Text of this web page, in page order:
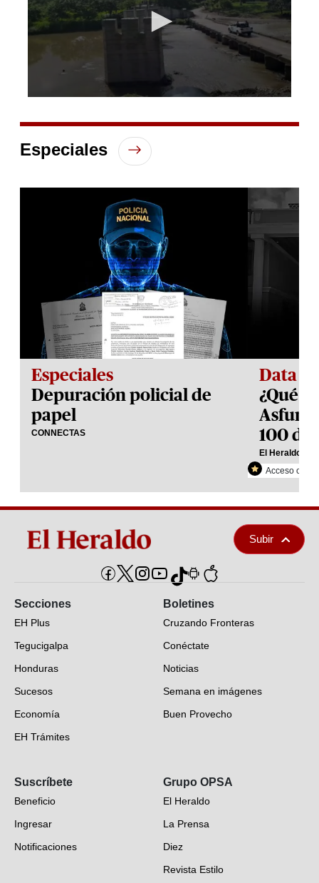
of
minute,
9
Especiales
Especiales
Depuración policial de
papel
CONNECTAS
Data
¿Qué
Asfura
100
El Heraldo
Acceso con
Subir
Secciones
EH Plus
Tegucigalpa
Honduras
Sucesos
Economía
EH Trámites
EH Verifica
Fotogalerías
Deportes
Videos
Boletines
Cruzando Fronteras
Conéctate
Noticias
Semana en imágenes
Buen Provecho
Suscríbete
Beneficio
Ingresar
Notificaciones
Grupo OPSA
El Heraldo
La Prensa
Diez
Revista Estilo